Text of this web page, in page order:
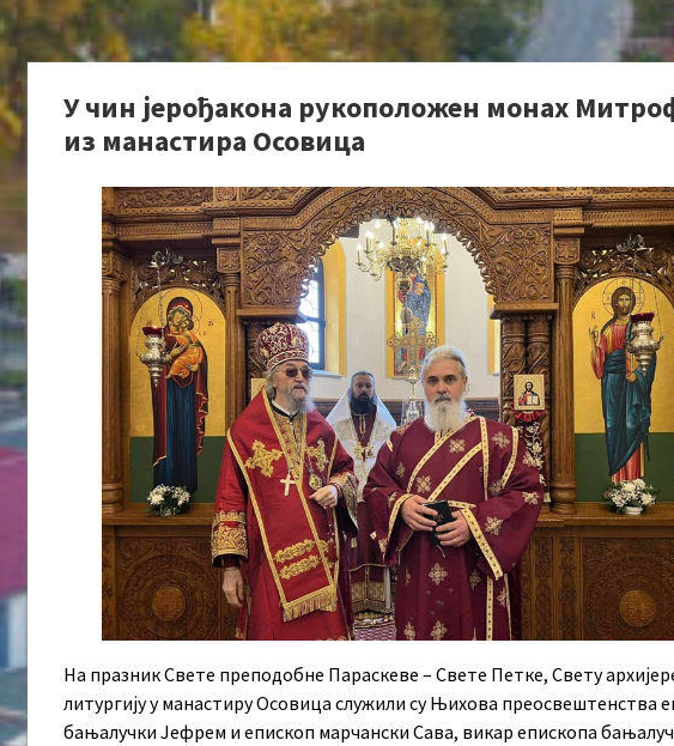
У чин јерођакона рукоположен монах
из манастира Осовица
На празник Свете преподобне Параскеве – Свете Петке, Свету
литургију у манастиру Осовица служили су Њихова преосвештенства
бањалучки Јефрем и епископ марчански Сава, викар епископа